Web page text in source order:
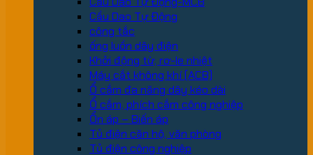
Cầu Dao Tự Động
công tắc
ống luồn dây điện
Khởi động từ, rơ-le nhiệt
Máy cắt không khí (ACB)
Ổ cắm đa năng dây kéo dài
Ổ cắm, phích cắm công nghiệp
Ổn áp – Biến áp
Tủ điện căn hộ, văn phòng
Tủ điện công nghiệp